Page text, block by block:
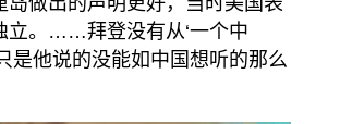
立。……拜登没有从‘一个中
是他说的没能如中国想听的那么